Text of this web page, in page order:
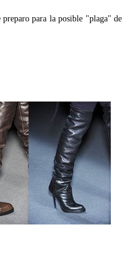
para la posible "plaga" de